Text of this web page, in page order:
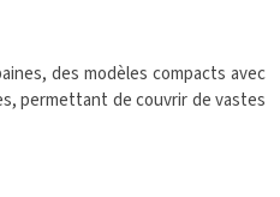
des modèles compacts avec
permettant de couvrir de vastes